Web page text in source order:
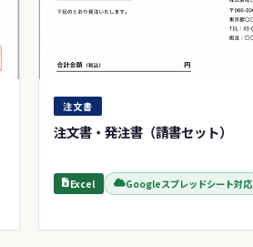
注文書
注文書・発注書（請書セット）
Excel Googleスプレッドシート対応